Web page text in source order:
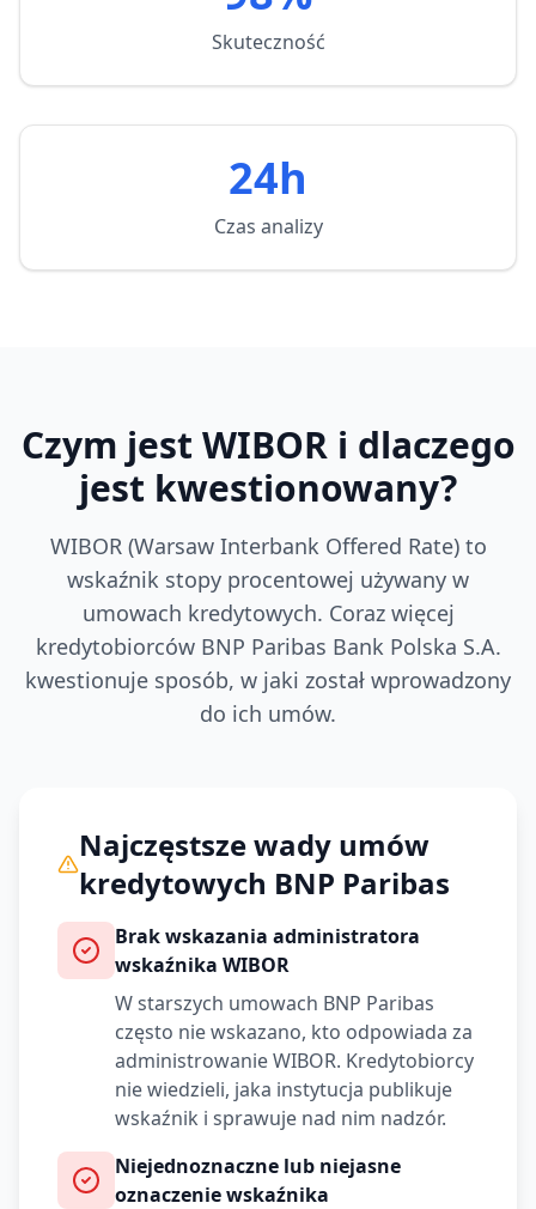
Skuteczność
24h
Czas analizy
Czym jest WIBOR i dlaczego
jest kwestionowany?
WIBOR (Warsaw Interbank Offered Rate) to
wskaźnik stopy procentowej używany w
umowach kredytowych. Coraz więcej
kredytobiorców BNP Paribas Bank Polska S.A.
kwestionuje sposób, w jaki został wprowadzony
do ich umów.
Najczęstsze wady umów
kredytowych BNP Paribas
Brak wskazania administratora
wskaźnika WIBOR
W starszych umowach BNP Paribas
często nie wskazano, kto odpowiada za
administrowanie WIBOR. Kredytobiorcy
nie wiedzieli, jaka instytucja publikuje
wskaźnik i sprawuje nad nim nadzór.
Niejednoznaczne lub niejasne
oznaczenie wskaźnika